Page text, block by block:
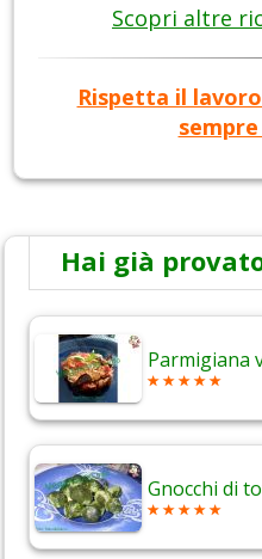
Scopri altre
Rispetta il
Hai già
Parmigiana
Gnocchi di